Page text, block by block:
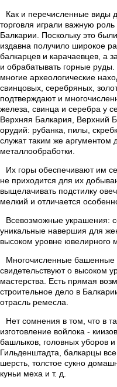
Как и перечисленные виды
торговля играли важную
Балкарии. Поскольку это
издавна получило широкое
балкарцев и карачаевцев, а
и обрабатывать горные
многие археологические
свинцовых, серебряных,
подтверждают и
железа, свинца и серебра у
Верхняя Балкария, Верхний
орудий: рубанка, пилы,
служат таким же аргументом
металлообработки.
Их горы обеспечивают им
не приходится для их
выщелачивать подстилку
мелкий и отличается
Всевозможные украшения:
уникальные навершия для
высоком уровне ювелирного
Многочисленные башенные
свидетельствуют о высоком
мастерства. Есть прямая
строительное дело в
отрасль ремесла.
Нет сомнения в том, что в
изготовление войлока -
башлыков, головных уборов
Гильденштадта, балкарцы
шерсть, толстое сукно
куньи меха и т. д.